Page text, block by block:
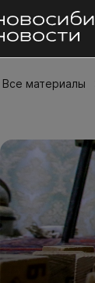
Все материалы